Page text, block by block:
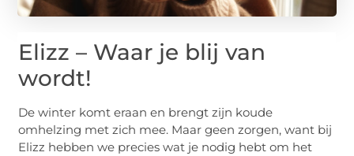
Elizz – Waar je blij van
wordt!
De winter komt eraan en brengt zijn koude
omhelzing met zich mee. Maar geen zorgen, want bij
Elizz hebben we precies wat je nodig hebt om het